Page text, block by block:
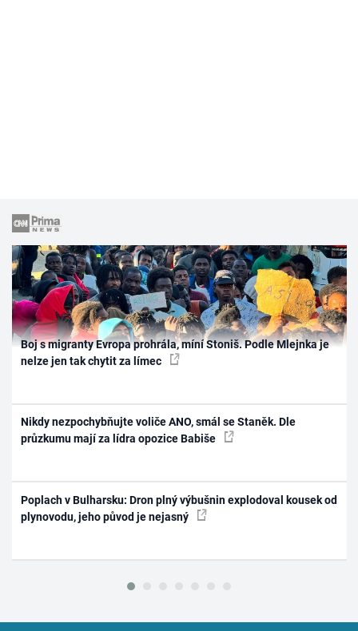
Boj s migranty Evropa prohrála, míní Stoniš. Podle Mlejnka je
nelze jen tak chytit za límec
Nikdy nezpochybňujte voliče ANO, smál se Staněk. Dle
průzkumu mají za lídra opozice Babiše
Poplach v Bulharsku: Dron plný výbušnin explodoval kousek od
plynovodu, jeho původ je nejasný